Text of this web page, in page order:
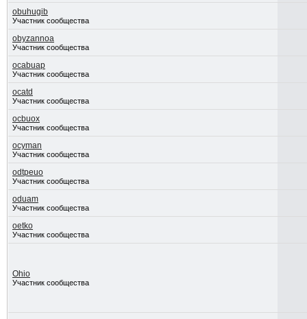
obuhugib
Участник сообщества
obyzannoa
Участник сообщества
ocabuap
Участник сообщества
ocatd
Участник сообщества
ocbuox
Участник сообщества
ocyman
Участник сообщества
odtpeuo
Участник сообщества
oduam
Участник сообщества
oetko
Участник сообщества
Ohio
Участник сообщества